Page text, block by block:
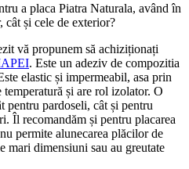
a placa Piatra Naturala, având în
cât și cele de exterior?
vă propunem să achiziționați
. Este un adeziv de compozitia
elastic și impermeabil, asa prin
și are rol izolator. O
pentru pardoseli, cât și pentru
Îl recomandăm și pentru placarea
permite alunecarea plăcilor de
mari dimensiuni sau au greutate